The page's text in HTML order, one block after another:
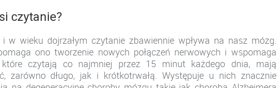
czytanie?
w wieku dojrzałym czytanie zbawiennie wpływa na nasz mózg.
ono tworzenie nowych połączeń nerwowych i wspomaga
które czytają co najmniej przez 15 minut każdego dnia, mają
zarówno długo, jak i krótkotrwałą. Występuje u nich znacznie